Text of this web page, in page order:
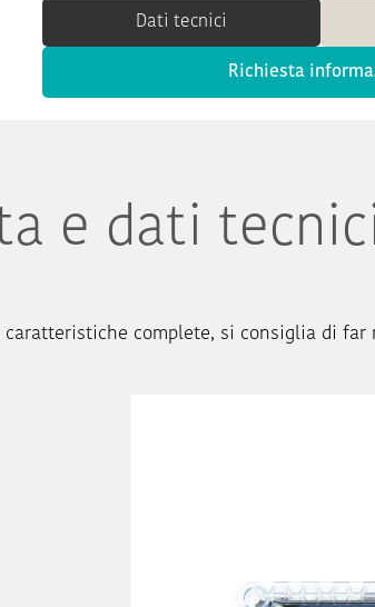
Dati tecnici
Richiesta
e dati
complete, si consiglia di